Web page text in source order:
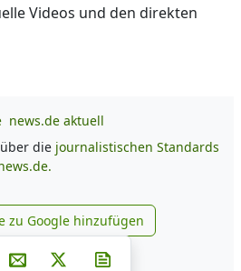
Videos und den direkten
news.de aktuell
die journalistischen Standards
news.de zu Google
zu Google hinzufügen
auf Facebook
Teilen auf Whatsapp
Teilen auf Telegram
auf Pinterest
Per E-Mail teilen
Post auf X